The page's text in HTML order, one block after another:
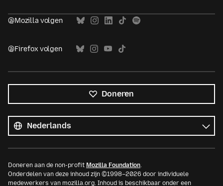
@Mozilla volgen
@Firefox volgen
Doneren
talen
Taal
Doneren aan de non-profit Mozilla Foundation.
Onderdelen van deze inhoud zijn ©1998–2026 door individuele
medewerkers van mozilla.org. Inhoud is beschikbaar onder een